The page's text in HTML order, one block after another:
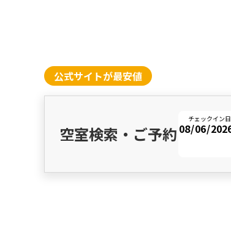
公式サイトが最安値
空室検索・ご予約
チェックイン日